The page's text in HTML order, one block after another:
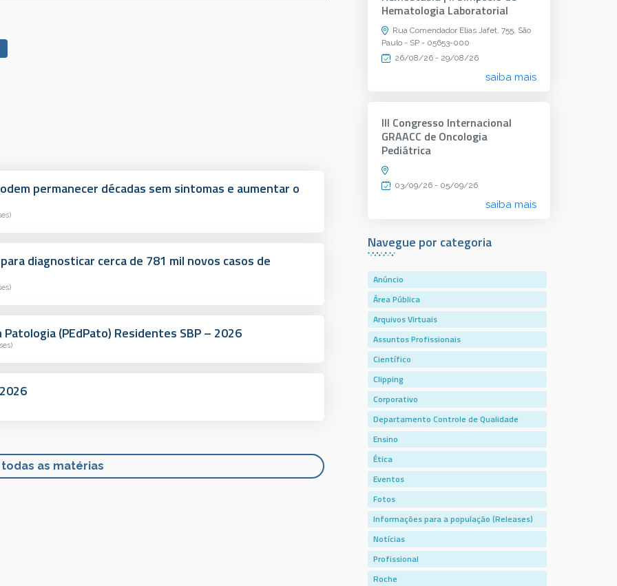
permanecer décadas sem sintomas e aumentar o
diagnosticar cerca de 781 mil novos casos de
(PEdPato) Residentes SBP – 2026
as matérias
Navegue por categoria
Anúncio
Área Pública
Arquivos Virtuais
Assuntos Profissionais
Científico
Clipping
Corporativo
Departamento Controle de Qualidade
Ensino
Ética
Eventos
Fotos
Informações para a população (Releases)
Notícias
Profissional
Roche
Hematologia Laboratorial
Rua Comendador Elias Jafet, 755, São
Paulo - SP - 05653-000
26/08/26 - 29/08/26
saiba mais
III Congresso Internacional
GRAACC de Oncologia
Pediátrica
03/09/26 - 05/09/26
saiba mais